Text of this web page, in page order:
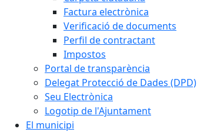
Factura electrònica
Verificació de documents
Perfil de contractant
Impostos
Portal de transparència
Delegat Protecció de Dades (DPD)
Seu Electrònica
Logotip de l'Ajuntament
El municipi